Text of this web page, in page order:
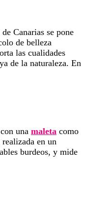
Canarias se pone
de belleza
las cualidades
de la naturaleza. En
una maleta como
en un
burdeos, y mide